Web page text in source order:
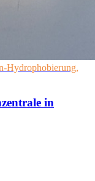
Hydrophobierung,
in